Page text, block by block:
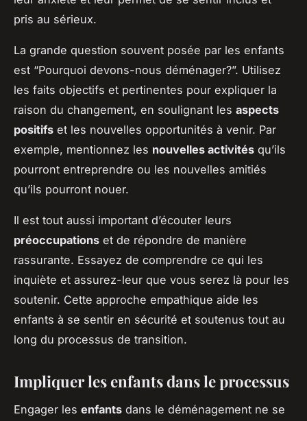
pris au sérieux.
La grande question souvent posée par les enfants
est “Pourquoi devons-nous déménager?”. Utilisez
les faits objectifs et pertinentes pour expliquer la
raison du changement, en soulignant les aspects
positifs et les nouvelles opportunités à venir. Par
exemple, mentionnez les nouvelles activités qu’ils
pourront entreprendre ou les nouvelles amitiés
qu’ils pourront nouer.
Il est tout aussi important d’écouter leurs
préoccupations et de répondre de manière
rassurante. Essayez de comprendre ce qui les
inquiète et assurez-leur que vous serez là pour les
soutenir. Cette approche empathique aide les
enfants à se sentir en sécurité et soutenus tout au
long du processus de transition.
Impliquer les enfants dans le processus
Engager les enfants dans le déménagement ne se